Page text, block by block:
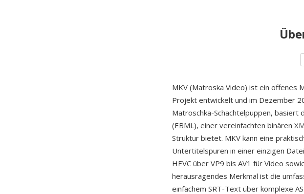
MKV (Matroska Video) ist ein offenes
Projekt entwickelt und im Dezember
Matroschka-Schachtelpuppen, basiert
(EBML), einer vereinfachten binären
Struktur bietet. MKV kann eine
Untertitelspuren in einer einzigen
HEVC über VP9 bis AV1 für Video
herausragendes Merkmal ist die
einfachem SRT-Text über komplexe